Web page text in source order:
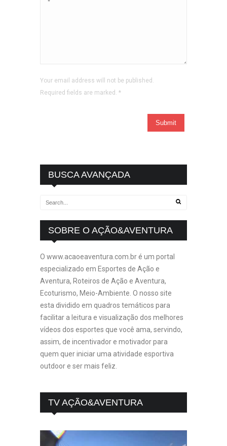
Your email address will not be published.
Required fields are marked. *
BUSCA AVANÇADA
SOBRE O AÇÃO&AVENTURA
O www.acaoeaventura.com.br é um portal
especializado em Esportes de Ação e
Aventura, Roteiros de Ação e Aventura,
Ecoturismo, Meio-Ambiente. O nosso site
esta dividido em quadros temáticos para
facilitar a leitura e visualização dos melhores
vídeos dos esportes que você ama, servindo,
assim, de incentivador e motivador para
quem quer iniciar uma atividade esportiva
outdoor e ser mais feliz.
TV AÇÃO&AVENTURA